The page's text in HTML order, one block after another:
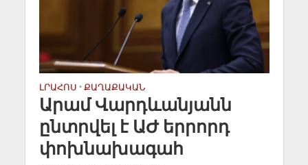
ԼՐԱՀՈՍ • ՔԱՂԱՔԱԿԱՆ
Արամ Վարդևանյանն
ընտրվել է ԱԺ երրորդ
փոխնախագահ